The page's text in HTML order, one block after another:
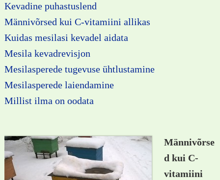
Kevadine puhastuslend
Männivõrsed kui C-vitamiini allikas
Kuidas mesilasi kevadel aidata
Mesila kevadrevisjon
Mesilasperede tugevuse ühtlustamine
Mesilasperede laiendamine
Millist ilma on oodata
Männivõrse
d kui C-
vitamiini